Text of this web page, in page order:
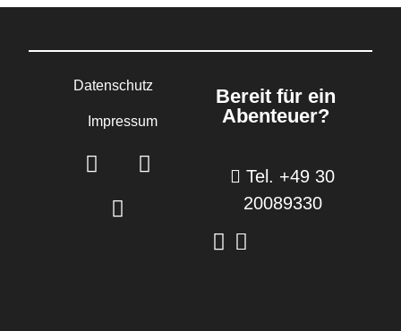
Datenschutz
Impressum
Bereit für ein
Abenteuer?
Tel. +49 30
20089330